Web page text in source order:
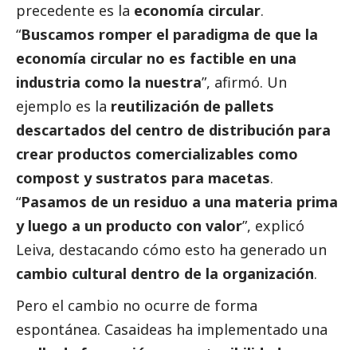
precedente es la economía circular.
“Buscamos romper el paradigma de que la
economía circular no es factible en una
industria como la nuestra”, afirmó. Un
ejemplo es la reutilización de pallets
descartados del centro de distribución para
crear productos comercializables como
compost y sustratos para macetas.
“Pasamos de un residuo a una materia prima
y luego a un producto con valor”, explicó
Leiva, destacando cómo esto ha generado un
cambio cultural dentro de la organización.
Pero el cambio no ocurre de forma
espontánea. Casaideas ha implementado una